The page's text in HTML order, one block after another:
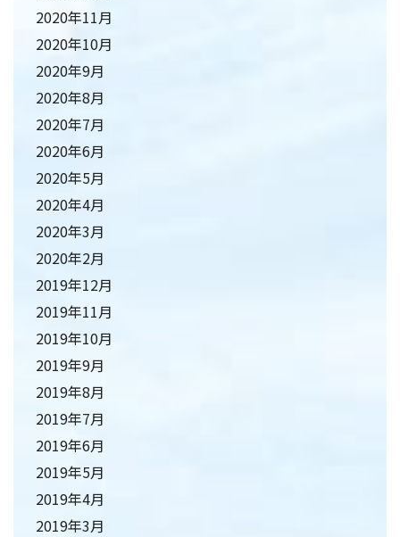
2020年11月
2020年10月
2020年9月
2020年8月
2020年7月
2020年6月
2020年5月
2020年4月
2020年3月
2020年2月
2019年12月
2019年11月
2019年10月
2019年9月
2019年8月
2019年7月
2019年6月
2019年5月
2019年4月
2019年3月